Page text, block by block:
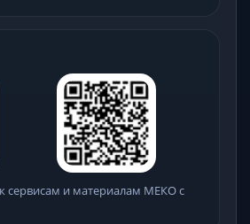
сервисам и материалам МЕКО с